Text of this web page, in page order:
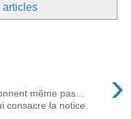
articles
›
même pas...
consacre la notice